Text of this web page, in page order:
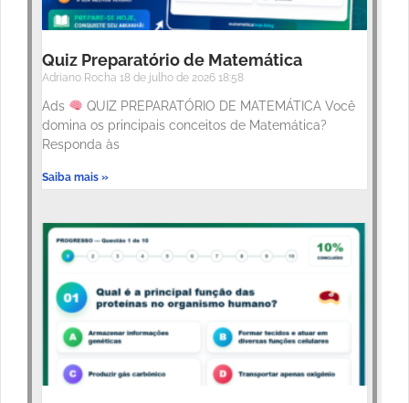
Quiz Preparatório de Matemática
Adriano Rocha 18 de julho de 2026 18:58
Ads
QUIZ PREPARATÓRIO DE MATEMÁTICA Você
domina os principais conceitos de Matemática?
Responda às
Saiba mais »